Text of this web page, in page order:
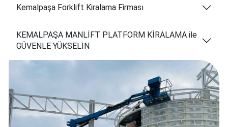
Kemalpaşa Forklift Kiralama Firması
KEMALPAŞA MANLİFT PLATFORM KİRALAMA ile
GÜVENLE YÜKSELİN